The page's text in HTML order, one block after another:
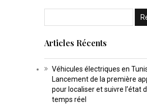
Articles Récents
Véhicules électriques en
Lancement de la première
pour localiser et suivre l’état
temps réel